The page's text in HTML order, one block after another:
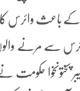
کے باعث وائرس کا
ہے ، ادھر خیبر